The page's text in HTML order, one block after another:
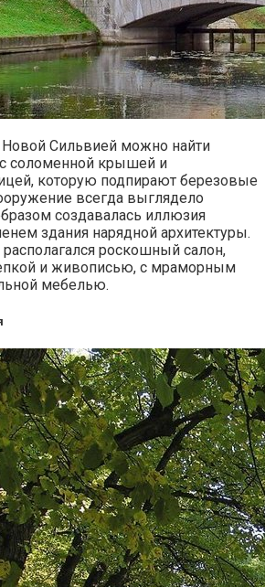
Новой Сильвией можно найти
соломенной крышей и
которую подпирают березовые
всегда выглядело
создавалась иллюзия
здания нарядной архитектуры.
роскошный салон,
и живописью, с мраморным
мебелью.